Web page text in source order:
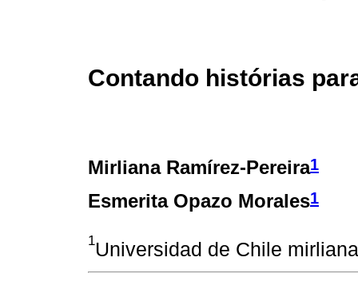
Contando histórias
Mirliana Ramírez-Pereira1
Esmerita Opazo Morales1
1Universidad de Chile